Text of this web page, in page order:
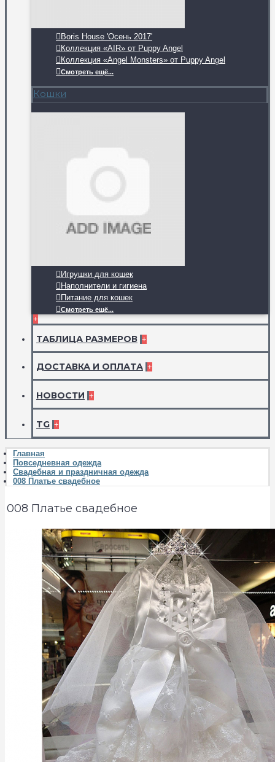
Boris House 'Осень 2017'
Коллекция «AIR» от Puppy Angel
Коллекция «Angel Monsters» от Puppy Angel
Смотреть ещё...
Кошки
Игрушки для кошек
Наполнители и гигиена
Питание для кошек
Смотреть ещё...
+
ТАБЛИЦА РАЗМЕРОВ +
ДОСТАВКА И ОПЛАТА +
НОВОСТИ +
TG +
Главная
Повседневная одежда
Свадебная и праздничная одежда
008 Платье свадебное
008 Платье свадебное